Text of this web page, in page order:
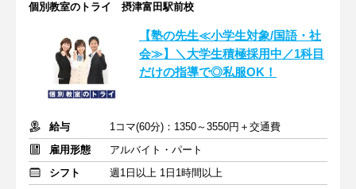
個別教室のトライ 摂津富田駅前校
【塾の先生≪小学生対象/国語・社
会≫】＼大学生積極採用中／1科目
だけの指導で◎私服OK！
給与
1コマ(60分)：1350～3550円＋交通費
雇用形態
アルバイト・パート
シフト
週1日以上 1日1時間以上